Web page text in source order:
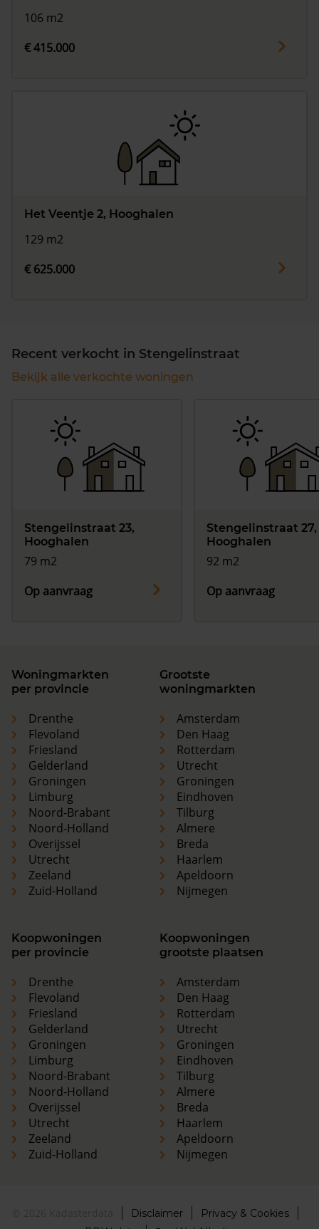
106 m2
€ 415.000
Het Veentje 2, Hooghalen
129 m2
€ 625.000
Recent verkocht in Stengelinstraat
Bekijk alle verkochte woningen
Stengelinstraat 23,
Hooghalen
79 m2
Op aanvraag
Stengelinstraat 27,
Hooghalen
92 m2
Op aanvraag
Woningmarkten
per provincie
Drenthe
Flevoland
Friesland
Gelderland
Groningen
Limburg
Noord-Brabant
Noord-Holland
Overijssel
Utrecht
Zeeland
Zuid-Holland
Grootste
woningmarkten
Amsterdam
Den Haag
Rotterdam
Utrecht
Groningen
Eindhoven
Tilburg
Almere
Breda
Haarlem
Apeldoorn
Nijmegen
Koopwoningen
per provincie
Drenthe
Flevoland
Friesland
Gelderland
Groningen
Limburg
Noord-Brabant
Noord-Holland
Overijssel
Utrecht
Zeeland
Zuid-Holland
Koopwoningen
grootste plaatsen
Amsterdam
Den Haag
Rotterdam
Utrecht
Groningen
Eindhoven
Tilburg
Almere
Breda
Haarlem
Apeldoorn
Nijmegen
Disclaimer
Privacy & Cookies